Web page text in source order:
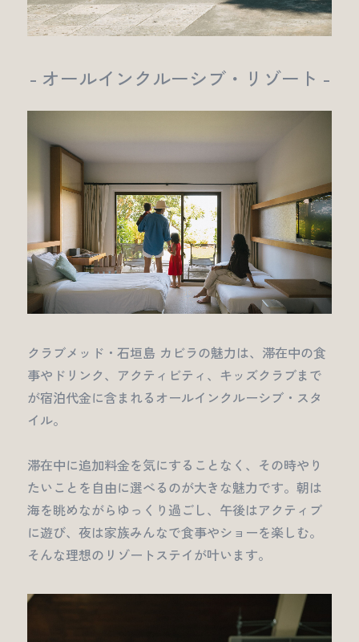
- オールインクルーシブ・リゾート -
クラブメッド・石垣島 カビラの魅力は、滞在中の食
事やドリンク、アクティビティ、キッズクラブまで
が宿泊代金に含まれるオールインクルーシブ・スタ
イル。
滞在中に追加料金を気にすることなく、その時やり
たいことを自由に選べるのが大きな魅力です。朝は
海を眺めながらゆっくり過ごし、午後はアクティブ
に遊び、夜は家族みんなで食事やショーを楽しむ。
そんな理想のリゾートステイが叶います。